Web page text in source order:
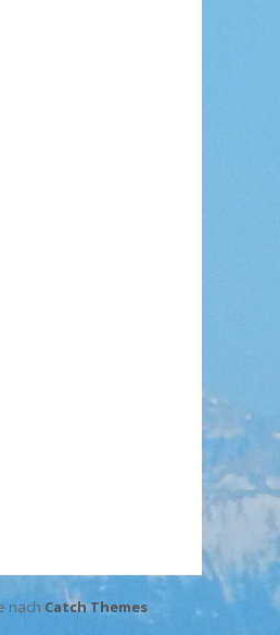
nach Catch Themes